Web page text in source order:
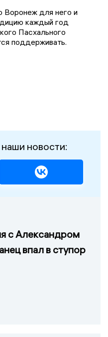
Воронеж для него и
каждый год
Пасхального
поддерживать.
новости:
с Александром
впал в ступор